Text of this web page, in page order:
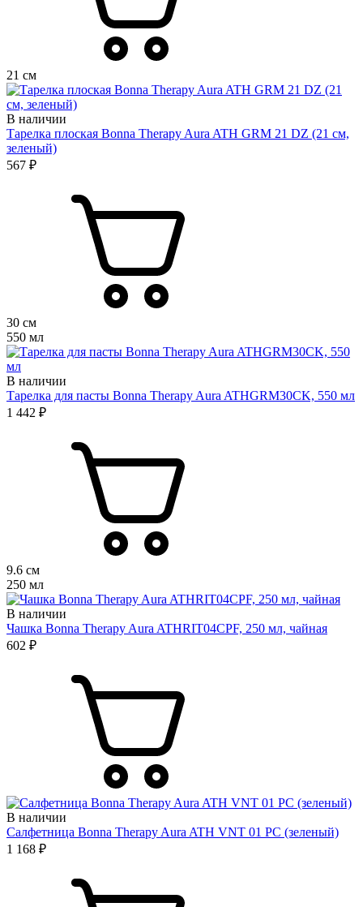
21 см
В наличии
Тарелка плоская Bonna Therapy Aura ATH GRM 21 DZ (21 см,
зеленый)
567 ₽
30 см
550 мл
В наличии
Тарелка для пасты Bonna Therapy Aura ATHGRM30CK, 550 мл
1 442 ₽
9.6 см
250 мл
В наличии
Чашка Bonna Therapy Aura ATHRIT04CPF, 250 мл, чайная
602 ₽
В наличии
Салфетница Bonna Therapy Aura ATH VNT 01 PC (зеленый)
1 168 ₽